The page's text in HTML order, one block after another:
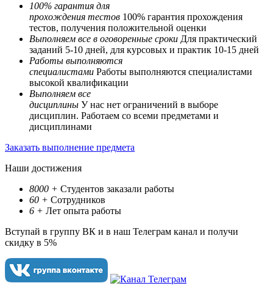
100% гарантия для
прохождения тестов 100% гарантия прохождения
тестов, получения положительной оценки
Выполняем все в оговоренные сроки Для практический
заданий 5-10 дней, для курсовых и практик 10-15 дней
Работы выполняются
специалистами Работы выполняются специалистами
высокой квалификации
Выполняем все
дисциплины У нас нет ограничений в выборе
дисциплин. Работаем со всеми предметами и
дисциплинами
Заказать выполнение предмета
Наши достижения
8000 + Студентов заказали работы
60 + Сотрудников
6 + Лет опыта работы
Вступай в группу ВК и в наш Телеграм канал и получи
скидку в 5%